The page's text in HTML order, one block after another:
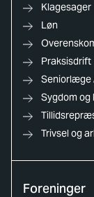
Klagesager
Løn
Praksisdrift
Seniorlæge
Sygdom og
Trivsel og
Foreninger